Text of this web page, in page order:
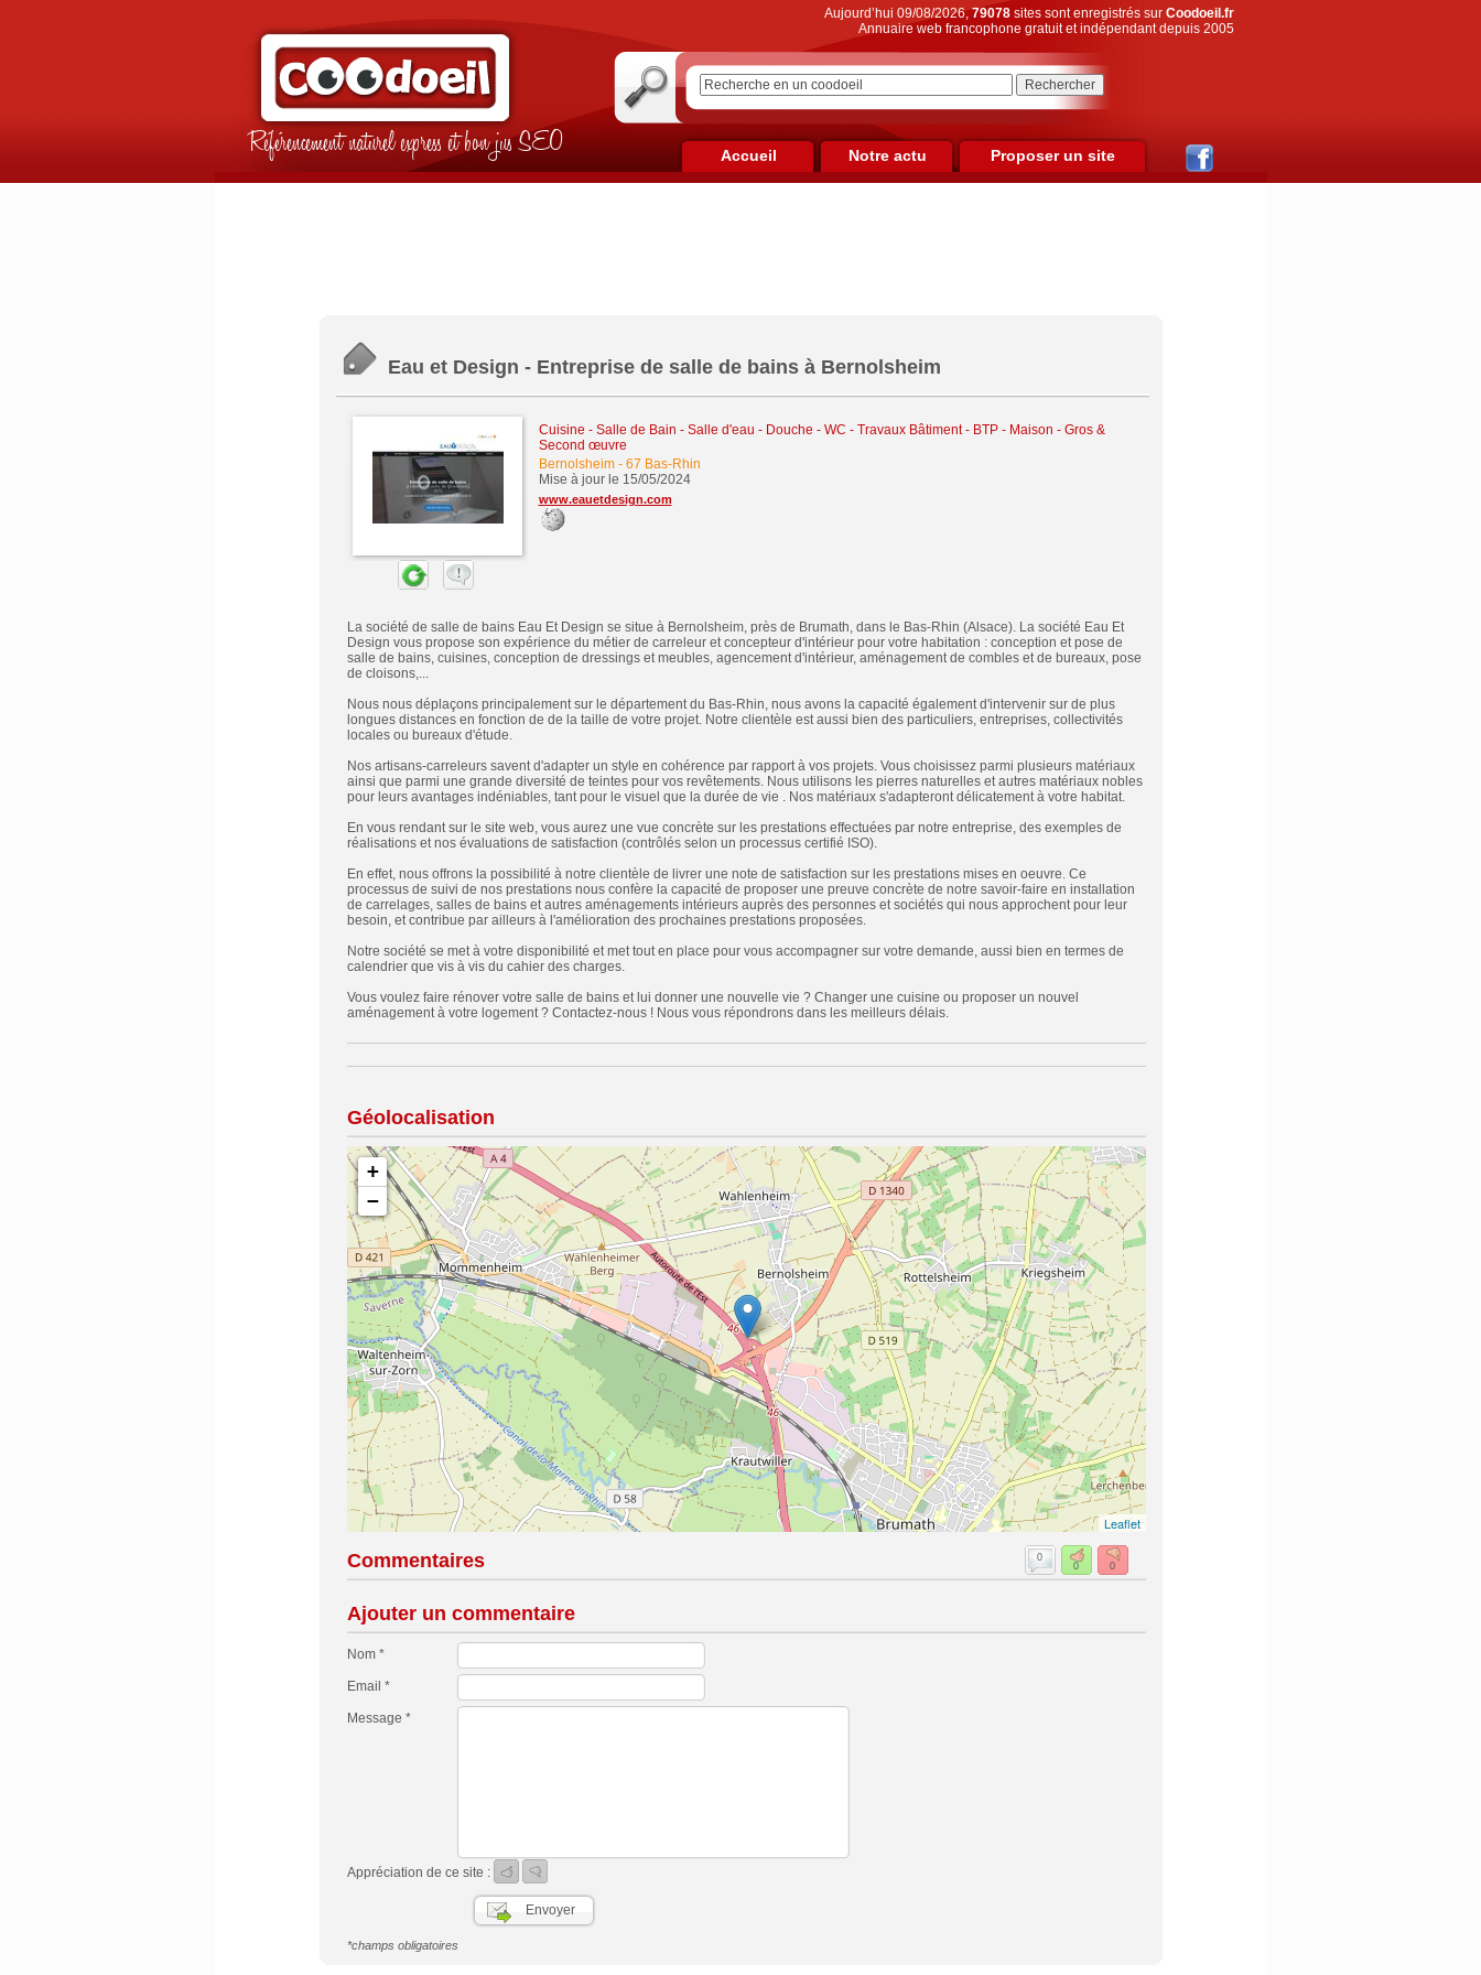
Référencement naturel express et bon jus SEO
Aujourd’hui 09/08/2026,79078sites sont enregistrés sur Coodoeil.fr
Annuaire web francophone gratuit et indépendant depuis 2005
Accueil Notre actu Proposer un site
Eau et Design - Entreprise de salle de bains à Bernolsheim
Cuisine - Salle de Bain - Salle d'eau - Douche - WC - Travaux Bâtiment - BTP - Maison - Gros &
Second œuvre
Bernolsheim- 67 Bas-Rhin
Mise à jour le 15/05/2024
www.eauetdesign.com
La société de salle de bains Eau Et Design se situe à Bernolsheim, près de Brumath, dans le Bas-Rhin (Alsace). La société Eau Et
Design vous propose son expérience du métier de carreleur et concepteur d'intérieur pour votre habitation : conception et pose de
salle de bains, cuisines, conception de dressings et meubles, agencement d'intérieur, aménagement de combles et de bureaux, pose
de cloisons,...
Nous nous déplaçons principalement sur le département du Bas-Rhin, nous avons la capacité également d'intervenir sur de plus
longues distances en fonction de de la taille de votre projet. Notre clientèle est aussi bien des particuliers, entreprises, collectivités
locales ou bureaux d'étude.
Nos artisans-carreleurs savent d'adapter un style en cohérence par rapport à vos projets. Vous choisissez parmi plusieurs matériaux
ainsi que parmi une grande diversité de teintes pour vos revêtements. Nous utilisons les pierres naturelles et autres matériaux nobles
pour leurs avantages indéniables, tant pour le visuel que la durée de vie . Nos matériaux s'adapteront délicatement à votre habitat.
En vous rendant sur le site web, vous aurez une vue concrète sur les prestations effectuées par notre entreprise, des exemples de
réalisations et nos évaluations de satisfaction (contrôlés selon un processus certifié ISO).
En effet, nous offrons la possibilité à notre clientèle de livrer une note de satisfaction sur les prestations mises en oeuvre. Ce
processus de suivi de nos prestations nous confère la capacité de proposer une preuve concrète de notre savoir-faire en installation
de carrelages, salles de bains et autres aménagements intérieurs auprès des personnes et sociétés qui nous approchent pour leur
besoin, et contribue par ailleurs à l'amélioration des prochaines prestations proposées.
Notre société se met à votre disponibilité et met tout en place pour vous accompagner sur votre demande, aussi bien en termes de
calendrier que vis à vis du cahier des charges.
Vous voulez faire rénover votre salle de bains et lui donner une nouvelle vie ? Changer une cuisine ou proposer un nouvel
aménagement à votre logement ? Contactez-nous ! Nous vous répondrons dans les meilleurs délais.
Géolocalisation
+
−
Leaflet
Commentaires
0
0
0
Ajouter un commentaire
Nom *
Email *
Message *
Appréciation de ce site :
*champs obligatoires